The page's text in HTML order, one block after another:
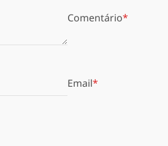
Comentário
Email